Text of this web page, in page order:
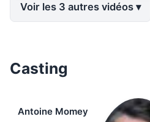
Voir les 3 autres vidéos
Casting
Antoine Momey